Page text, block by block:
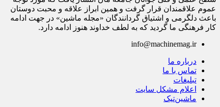
عموم علاقمندان قرار گرفت و همین ابراز علاقه و محبت دوستان
باعث دلگرمی و اشتیاق گردانندگان «مجله ماشین» در جهت ادامه
کار فرهنگی ما گردید که به لطف خداوند هنوز ادامه دارد.
info@machinemag.ir
درباره ما
تماس با ما
تبلیغات
اعلام مشکل سایت
ماشین‌تیک